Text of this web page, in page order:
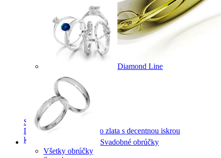
Symphony
Dokonalý lesk tradičného zlata s decentnou iskrou
kamienkov.
Diamond Line
Svadobné obrúčky
Všetky obrúčky